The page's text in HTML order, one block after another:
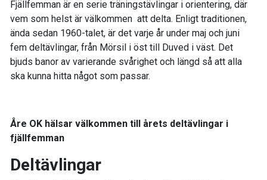
Fjällfemman är en serie träningstävlingar i orientering, där
vem som helst är välkommen att delta. Enligt traditionen,
ända sedan 1960-talet, är det varje år under maj och juni
fem deltävlingar, från Mörsil i öst till Duved i väst. Det
bjuds banor av varierande svårighet och längd så att alla
ska kunna hitta något som passar.
Åre OK hälsar välkommen till årets deltävlingar i
fjällfemman
Deltävlingar